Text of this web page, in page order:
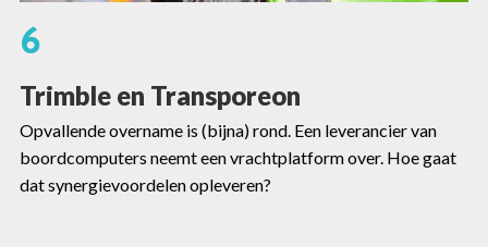
6
Trimble en Transporeon
Opvallende overname is (bijna) rond. Een leverancier van
boordcomputers neemt een vrachtplatform over. Hoe gaat
dat synergievoordelen opleveren?